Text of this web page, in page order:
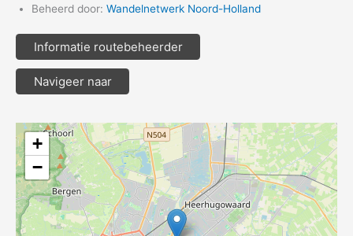
Beheerd door: Wandelnetwerk Noord-Holland
Informatie routebeheerder
Navigeer naar
+
−